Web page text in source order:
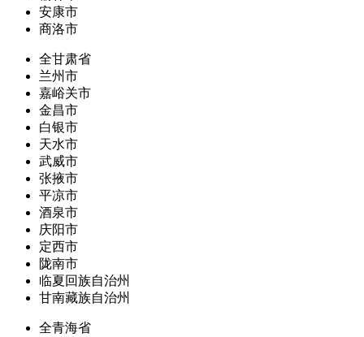
安康市
商洛市
全甘肃省
兰州市
嘉峪关市
金昌市
白银市
天水市
武威市
张掖市
平凉市
酒泉市
庆阳市
定西市
陇南市
临夏回族自治州
甘南藏族自治州
全青海省